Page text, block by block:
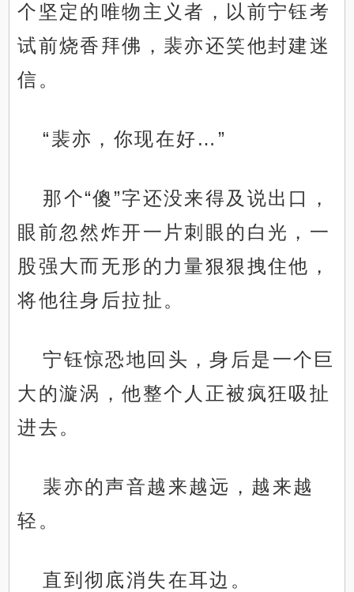
个坚定的唯物主义者，以前宁钰考
试前烧香拜佛，裴亦还笑他封建迷
信。
“裴亦，你现在好…”
那个“傻”字还没来得及说出口，
眼前忽然炸开一片刺眼的白光，一
股强大而无形的力量狠狠拽住他，
将他往身后拉扯。
宁钰惊恐地回头，身后是一个巨
大的漩涡，他整个人正被疯狂吸扯
进去。
裴亦的声音越来越远，越来越
轻。
直到彻底消失在耳边。